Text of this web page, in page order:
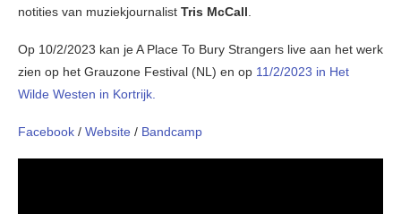
notities van muziekjournalist Tris McCall.
Op 10/2/2023 kan je A Place To Bury Strangers live aan het werk
zien op het Grauzone Festival (NL) en op 11/2/2023 in Het
Wilde Westen in Kortrijk.
Facebook / Website / Bandcamp